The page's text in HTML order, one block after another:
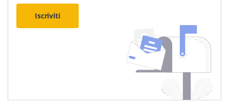
Iscriviti